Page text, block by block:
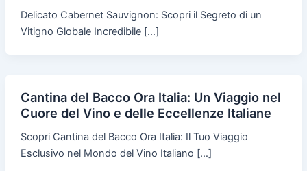
Delicato Cabernet Sauvignon: Scopri il Segreto di un
Vitigno Globale Incredibile […]
Cantina del Bacco Ora Italia: Un Viaggio nel
Cuore del Vino e delle Eccellenze Italiane
Scopri Cantina del Bacco Ora Italia: Il Tuo Viaggio
Esclusivo nel Mondo del Vino Italiano […]